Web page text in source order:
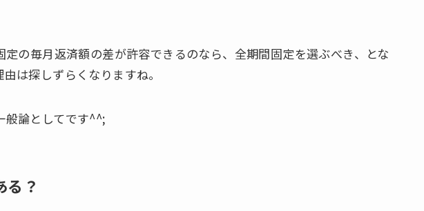
定の毎月返済額の差が許容できるのなら、全期間固定を選ぶべき、とな
は探しずらくなりますね。
般論としてです^^;
る？